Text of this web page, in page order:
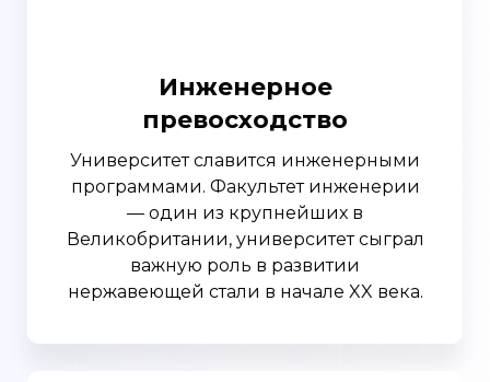
Инженерное
превосходство
Университет славится инженерными
программами. Факультет инженерии
— один из крупнейших в
Великобритании, университет сыграл
важную роль в развитии
нержавеющей стали в начале XX века.